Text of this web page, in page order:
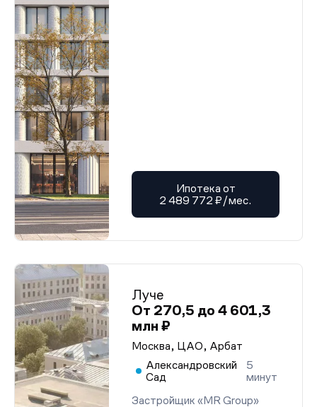
Ипотека от
2 489 772 ₽/мес.
Луче
От 270,5 до 4 601,3
млн ₽
Москва, ЦАО, Арбат
Александровский
Сад
5
минут
Застройщик «MR Group»